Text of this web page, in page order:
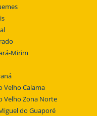
Mirim
Velho Calama
Velho Zona Norte
do Guaporé